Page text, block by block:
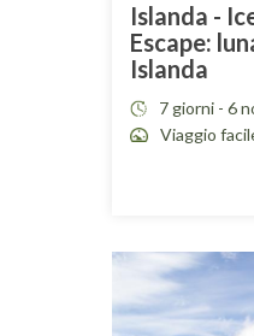
Islanda -
Escape:
Islanda
7 giorni - 6
Viaggio